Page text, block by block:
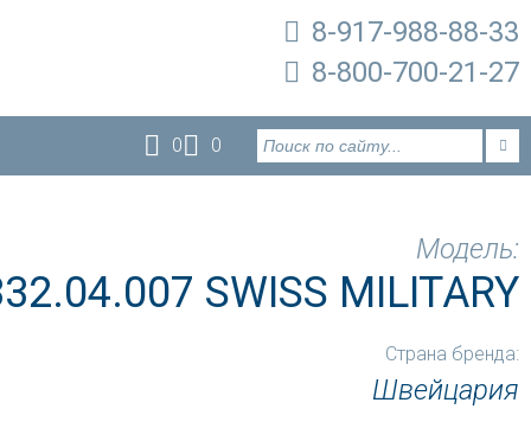
8-917-988-88-33
8-800-700-21-27
0 0
Модель:
SWISS MILITARY
Страна бренда:
Швейцария